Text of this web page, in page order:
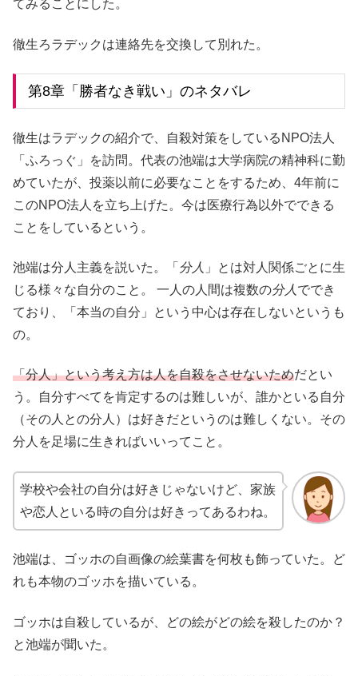
てみることにした。
徹生ろラデックは連絡先を交換して別れた。
第8章「勝者なき戦い」のネタバレ
徹生はラデックの紹介で、自殺対策をしているNPO法人
「ふろっぐ」を訪問。代表の池端は大学病院の精神科に勤
めていたが、投薬以前に必要なことをするため、4年前に
このNPO法人を立ち上げた。今は医療行為以外でできる
ことをしているという。
池端は分人主義を説いた。「 分人 」とは対人関係ごとに生
じる様々な自分のこと。 一人の人間は複数の分人 ででき
ており、「本当の自分」という中心は存在しないというも
の。
「分人」という考え方は人を自殺をさせないためだとい
う。自分すべてを肯定するのは難しいが、誰かといる自分
（その人との分人）は好きだというのは難しくない。その
分人を足場に生きればいいってこと。
学校や会社の自分は好きじゃないけど、家族
や恋人といる時の自分は好きってあるわね。
池端は、ゴッホの自画像の絵葉書を何枚も飾っていた。ど
れも本物のゴッホを描いている。
ゴッホは自殺しているが、どの絵がどの絵を殺したのか？
と池端が聞いた。